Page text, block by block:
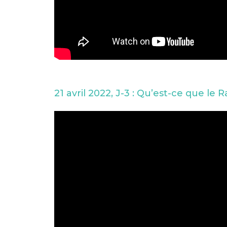
21 avril 2022, J-3 : Qu’est-ce que le